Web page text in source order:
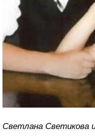
Светлана Светикова